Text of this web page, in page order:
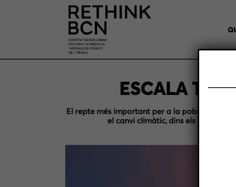
ESCALA
El repte més important per a la població
el canvi climàtic, dins els límits